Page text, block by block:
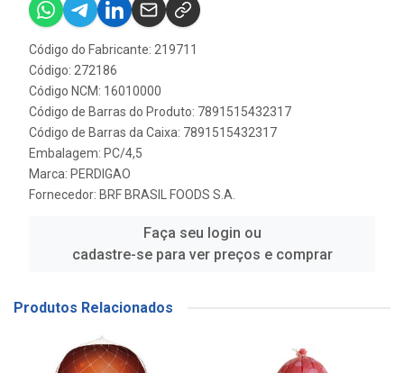
Código do Fabricante: 219711
Código: 272186
Código NCM: 16010000
Código de Barras do Produto: 7891515432317
Código de Barras da Caixa: 7891515432317
Embalagem: PC/4,5
Marca: PERDIGAO
Fornecedor: BRF BRASIL FOODS S.A.
Faça seu login ou
cadastre-se para ver preços e comprar
Produtos Relacionados